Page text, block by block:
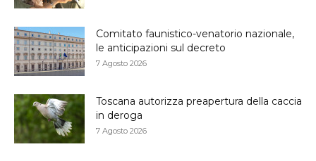
Comitato faunistico-venatorio nazionale,
le anticipazioni sul decreto
7 Agosto 2026
Toscana autorizza preapertura della caccia
in deroga
7 Agosto 2026